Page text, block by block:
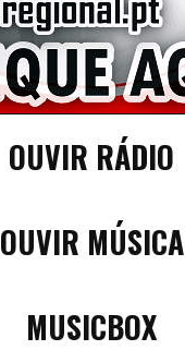
OUVIR RÁDIO
OUVIR MÚSICA
MUSICBOX